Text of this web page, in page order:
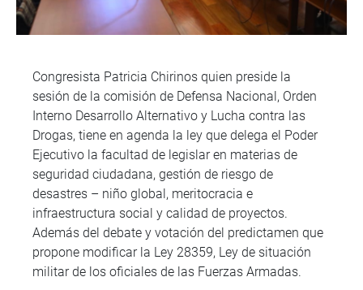
Congresista Patricia Chirinos quien preside la
sesión de la comisión de Defensa Nacional, Orden
Interno Desarrollo Alternativo y Lucha contra las
Drogas, tiene en agenda la ley que delega el Poder
Ejecutivo la facultad de legislar en materias de
seguridad ciudadana, gestión de riesgo de
desastres – niño global, meritocracia e
infraestructura social y calidad de proyectos.
Además del debate y votación del predictamen que
propone modificar la Ley 28359, Ley de situación
militar de los oficiales de las Fuerzas Armadas.